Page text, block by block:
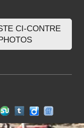
CI-CONTRE